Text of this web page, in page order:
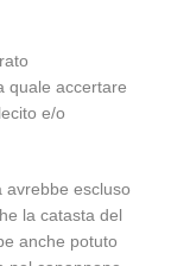
quale accertare
e/o
avrebbe escluso
la catasta del
anche potuto